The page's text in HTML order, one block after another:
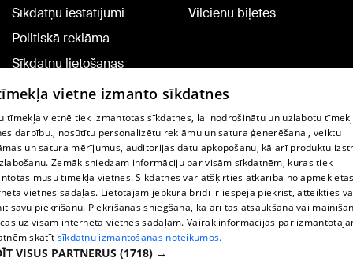
Sīkdatņu iestatījumi
Politiskā reklāma
Sīkdatņu lietošanas
noteikumi
Komentāru pievienošana
Vilcienu biļetes
TV programma
Līguma noteikumi
360 Ziņu kontakti
Helio Media
vietne izmanto sīkdatnes
tīmekļa vietnē tiek izmantotas sīkdatnes, lai nodrošinātu un uzlabotu
darbību., nosūtītu personalizētu reklāmu un satura ģenerēšanai, veiktu
un satura mērījumus, auditorijas datu apkopošanu, kā arī produktu
Zemāk sniedzam informāciju par visām sīkdatnēm, kuras tiek
mūsu tīmekļa vietnēs. Sīkdatnes var atšķirties atkarībā no
vietnes sadaļas. Lietotājam jebkurā brīdī ir iespēja piekrist, atteikties
savu piekrišanu. Piekrišanas sniegšana, kā arī tās atsaukšana vai
uz visām interneta vietnes sadaļām. Vairāk informācijas par
skatīt sīkdatņu izmantošanas noteikumos.
VISUS PARTNERUS (1718) →